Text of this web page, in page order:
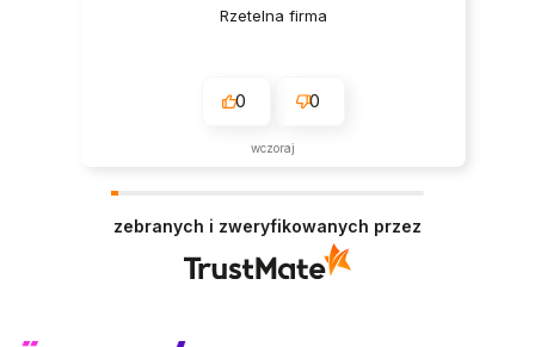
Rzetelna firma
0 0
wczoraj
zebranych i zweryfikowanych przez